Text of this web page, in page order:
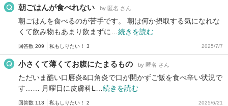
朝ごはんが食べれない by 匿名 さん
朝ごはんを食べるのが苦手です。 朝は何か摂取する気になれな
くて飲み物もあまり飲まずに… 続きを読む
回答数 209 私もしりたい！ 3 2025/7/7
小さくて薄くてお腹にたまるもの by 匿名 さん
ただいま酷い口唇炎&口角炎で口が開かずご飯を食べ辛い状況で
す…… 月曜日に皮膚科L… 続きを読む
回答数 113 私もしりたい！ 2 2025/6/21